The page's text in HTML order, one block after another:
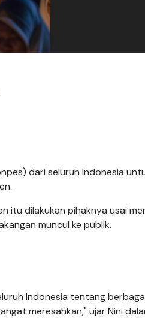
dari seluruh Indonesia
itu dilakukan pihaknya usai
muncul ke publik.
Indonesia tentang
meresahkan," ujar Nini